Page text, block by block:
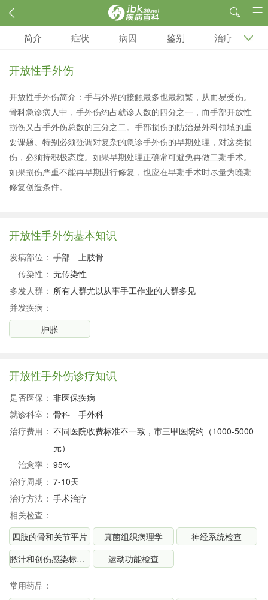
简介 症状 病因 鉴别 治疗
开放性手外伤
开放性手外伤简介：手与外界的接触最多也最频繁，从而易受伤。
骨科急诊病人中，手外伤约占就诊人数的四分之一，而手部开放性
损伤又占手外伤总数的三分之二。手部损伤的防治是外科领域的重
要课题。特别必须强调对复杂的急诊手外伤的早期处理，对这类损
伤，必须持积极态度。如果早期处理正确常可避免再做二期手术。
如果损伤严重不能再早期进行修复，也应在早期手术时尽量为晚期
修复创造条件。
开放性手外伤基本知识
发病部位： 手部
上肢骨
传染性： 无传染性
多发人群： 所有人群尤以从事手工作业的人群多见
并发疾病：
肿胀
开放性手外伤诊疗知识
是否医保： 非医保疾病
就诊科室： 骨科
手外科
治疗费用： 不同医院收费标准不一致，市三甲医院约（1000-5000
元）
治愈率： 95%
治疗周期： 7-10天
治疗方法： 手术治疗
相关检查：
四肢的骨和关节平片
真菌组织病理学
神经系统检查
脓汁和创伤感染标本细菌学检查
运动功能检查
常用药品：